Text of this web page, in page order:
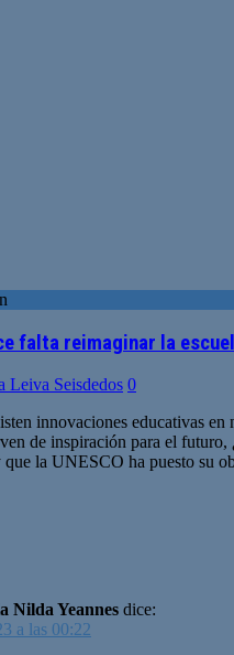
falta reimaginar la
Leiva Seisdedos 0
innovaciones educativas en
de inspiración para el futuro,
que la UNESCO ha puesto su
Nilda Yeannes dice:
a las 00:22